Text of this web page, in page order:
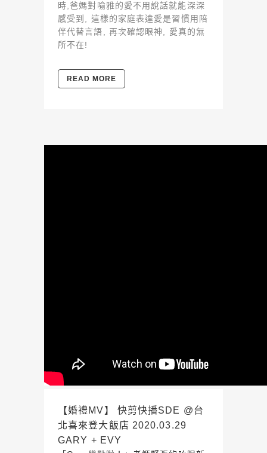
時,爸媽對喻雅的愛不用說話就能深深
感受到, 這樣的家庭表達愛是習慣用陪
伴代替言語, 再次確認眼神, 愛真的無
所不在!
READ MORE
【婚禮MV】 快剪快播SDE @台
北喜來登大飯店 2020.03.29
GARY + EVY